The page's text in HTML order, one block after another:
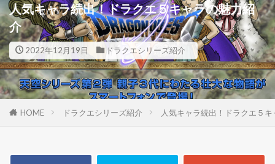
人気キャラ続出！ドラクエ５キャラの魅力紹
介
2022年12月19日 ドラクエシリーズ紹介
HOME ドラクエシリーズ紹介 人気キャラ続出！ドラクエ５